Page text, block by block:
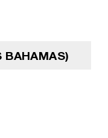
BAHAMAS)